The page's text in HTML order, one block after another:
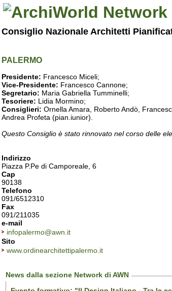
Consiglio Nazionale Architetti
PALERMO
Presidente: Francesco Miceli;
Vice-Presidente: Francesco Cannone;
Segretario: Maria Gabriella Tumminelli;
Tesoriere: Lidia Mormino;
Consiglieri: Ornella Amara, Roberto Andò,
Andrea Profeta (pian.iunior).
Questo Consiglio è stato rinnovato nel corso delle
Indirizzo
Piazza P.Pe di Camporeale, 6
Cap
90138
Telefono
091/6512310
Fax
091/211035
e-mail
infopalermo@awn.it
Sito
www.ordinearchitettipalermo.it
News dalla sezione Network di AWN